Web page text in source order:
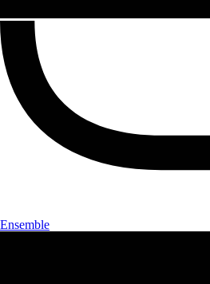
Ensemble